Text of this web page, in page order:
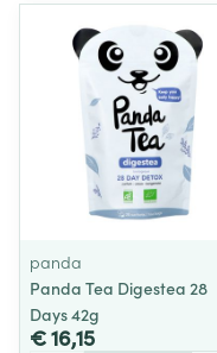
panda
Panda Tea Digestea 28
Days 42g
€ 16,15